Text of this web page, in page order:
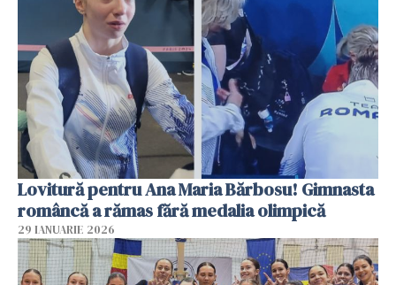
Lovitură pentru Ana Maria Bărbosu! Gimnasta
româncă a rămas fără medalia olimpică
29 IANUARIE 2026